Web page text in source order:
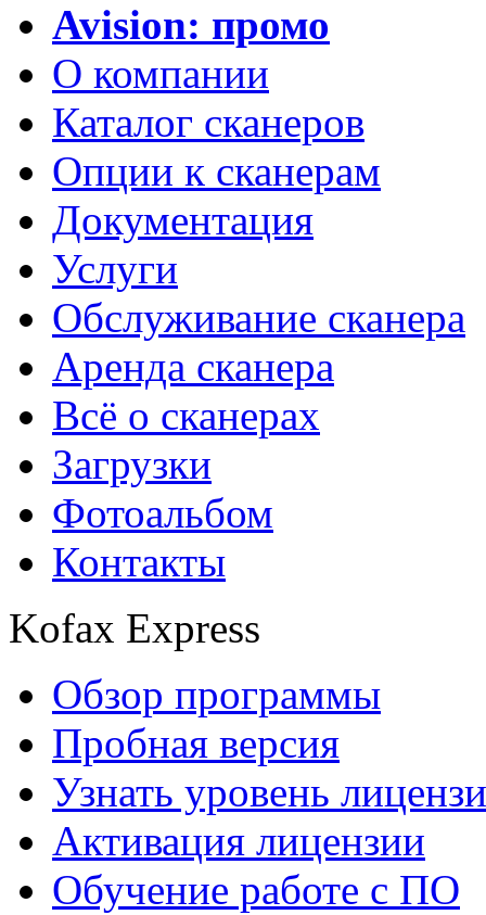
Avision: промо
О компании
Каталог сканеров
Опции к сканерам
Документация
Услуги
Обслуживание сканера
Аренда сканера
Всё о сканерах
Загрузки
Фотоальбом
Контакты
Kofax Express
Обзор программы
Пробная версия
Узнать уровень
Активация лицензии
Обучение работе с ПО